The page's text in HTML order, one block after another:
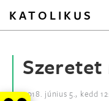
KATOLIKUS
2018. június 5., kedd